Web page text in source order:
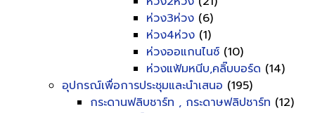
ห่วง3ห่วง (6)
ห่วง4ห่วง (1)
ห่วงออแกนไนซ์ (10)
ห่วงแฟ้มหนีบ,คลิ๊บบอร์ด (14)
อุปกรณ์เพื่อการประชุมและนำเสนอ (195)
กระดานฟลิบชาร์ท , กระดาษฟลิปชาร์ท (12)